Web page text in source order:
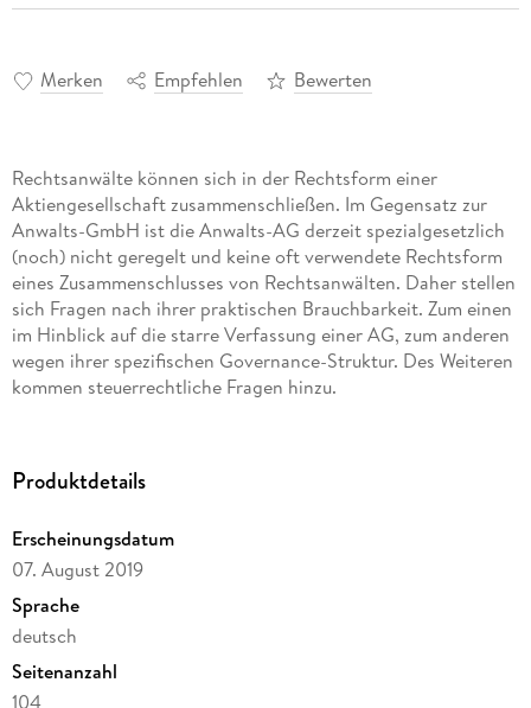
Merken Empfehlen Bewerten
Rechtsanwälte können sich in der Rechtsform einer
Aktiengesellschaft zusammenschließen. Im Gegensatz zur
Anwalts-GmbH ist die Anwalts-AG derzeit spezialgesetzlich
(noch) nicht geregelt und keine oft verwendete Rechtsform
eines Zusammenschlusses von Rechtsanwälten. Daher stellen
sich Fragen nach ihrer praktischen Brauchbarkeit. Zum einen
im Hinblick auf die starre Verfassung einer AG, zum anderen
wegen ihrer spezifischen Governance-Struktur. Des Weiteren
Betracht kommt. Einer spezialgesetzlich im Berufsrecht
hingegen nicht. Aus berufsrechtlichen Gründen besteht
keine Notwendigkeit, den Mitgliederkreis der einzelnen
Organe der Anwalts-AG zu beschränken. Dies würde sogar
einen Verstoß gegen Art. 12 Abs. 1 GG darstellen. Allerdings
muss dann bzgl. der Mandatsverhältnisse eine
Ausnahmeregelung von den Mehrheitsbeschlüssen des
Vorstands in der Vorstandsgeschäftsordnung oder in der
Produktdetails
Erscheinungsdatum
07. August 2019
Sprache
deutsch
Seitenanzahl
104